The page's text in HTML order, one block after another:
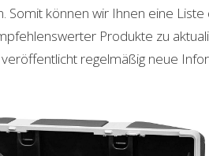
Somit können wir Ihnen eine
Produkte zu
regelmäßig neue